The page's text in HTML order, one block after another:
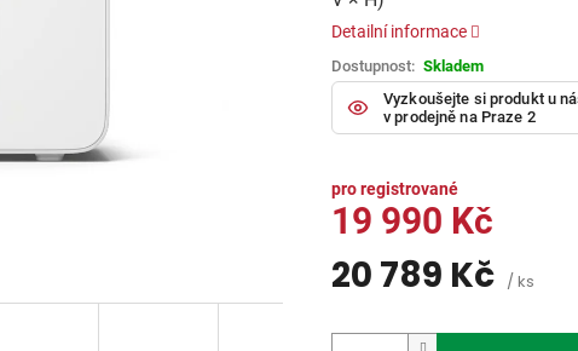
hvězdiček.
Vyzkoušejte si produkt u
v prodejně na Praze 2
19 990 Kč
20 789 Kč / ks
cena:
Skladem
Detailní informace